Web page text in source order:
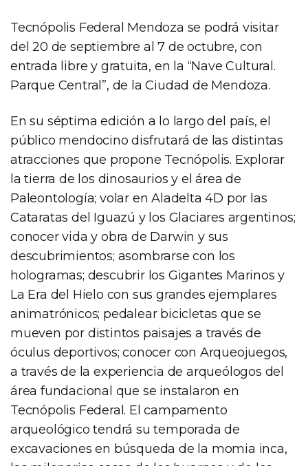
Tecnópolis Federal Mendoza se podrá visitar
del 20 de septiembre al 7 de octubre, con
entrada libre y gratuita, en la “Nave Cultural.
Parque Central”, de la Ciudad de Mendoza.
En su séptima edición a lo largo del país, el
público mendocino disfrutará de las distintas
atracciones que propone Tecnópolis. Explorar
la tierra de los dinosaurios y el área de
Paleontología; volar en Aladelta 4D por las
Cataratas del Iguazú y los Glaciares argentinos;
conocer vida y obra de Darwin y sus
descubrimientos; asombrarse con los
hologramas; descubrir los Gigantes Marinos y
La Era del Hielo con sus grandes ejemplares
animatrónicos; pedalear bicicletas que se
mueven por distintos paisajes a través de
óculus deportivos; conocer con Arqueojuegos,
a través de la experiencia de arqueólogos del
área fundacional que se instalaron en
Tecnópolis Federal. El campamento
arqueológico tendrá su temporada de
excavaciones en búsqueda de la momia inca,